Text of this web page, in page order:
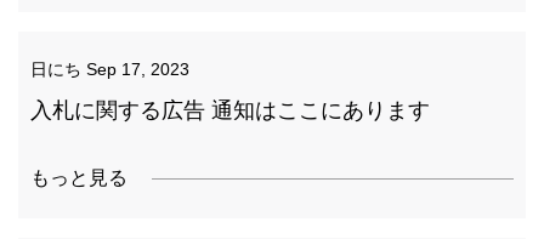
日にち Sep 17, 2023
入札に関する広告 通知はここにあります
もっと見る